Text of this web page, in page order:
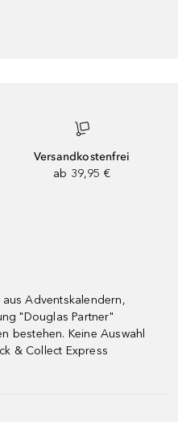
Versandkostenfrei
ab 39,95 €
Adventskalendern,
"Douglas Partner"
bestehen. Keine Auswahl
& Collect Express